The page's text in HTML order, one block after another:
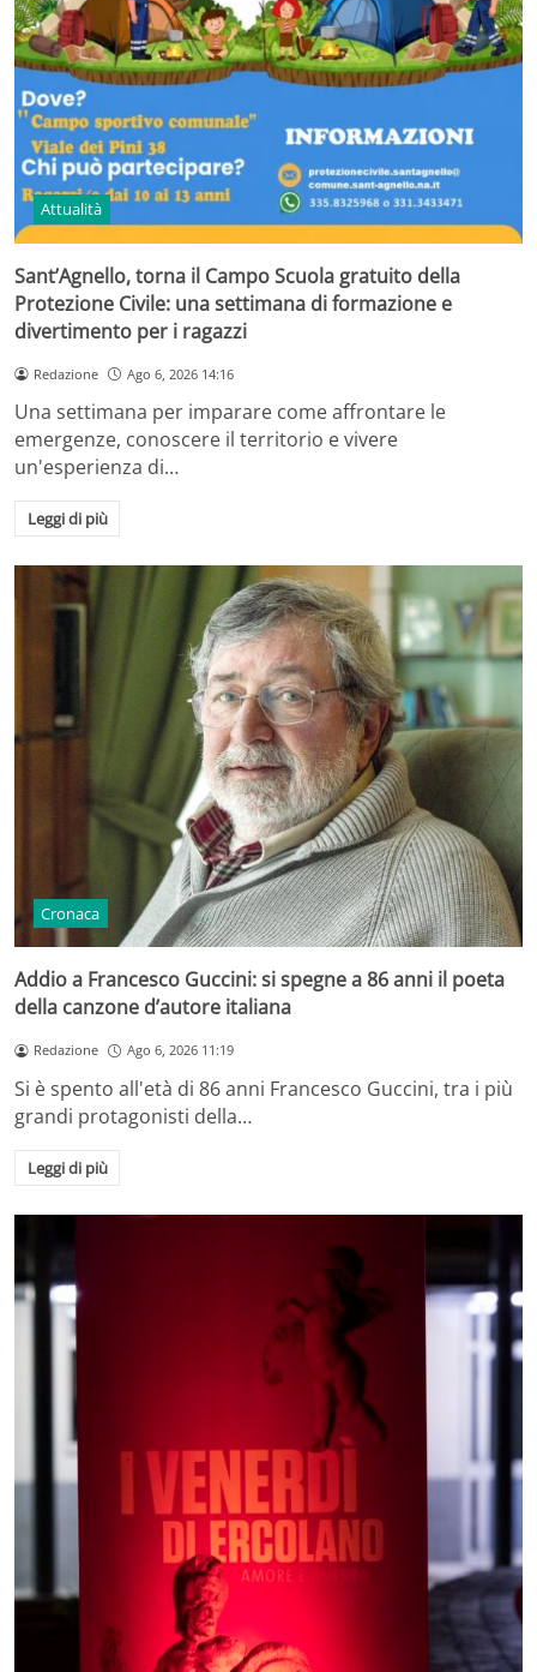
Attualità
Sant’Agnello, torna il Campo Scuola gratuito della
Protezione Civile: una settimana di formazione e
divertimento per i ragazzi
Redazione Ago 6, 2026 14:16
Una settimana per imparare come affrontare le
emergenze, conoscere il territorio e vivere
un'esperienza di…
Leggi di più
Cronaca
Addio a Francesco Guccini: si spegne a 86 anni il poeta
della canzone d’autore italiana
Redazione Ago 6, 2026 11:19
Si è spento all'età di 86 anni Francesco Guccini, tra i più
grandi protagonisti della…
Leggi di più